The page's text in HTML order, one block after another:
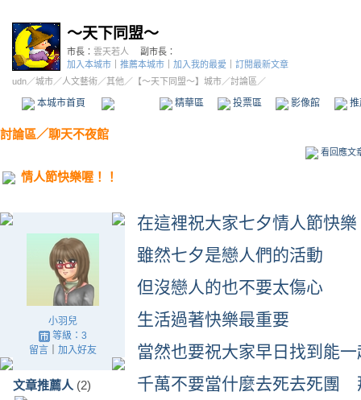
～天下同盟～
市長： 雲天若人
副市長：
加入本城市
推薦本城市 加入我的最愛
訂閱最新文章
udn／城市／人文藝術／其他 ／ 【～天下同盟～】城市／討論區／
本城市首頁 精華區 投票區 影像館
討論區／聊天不夜館
看回應文
情人節快樂喔！！
小羽兒
等級：3
留言｜ 加入好友
文章推薦人 (2)
在這裡祝大家七夕情人節快樂
雖然七夕是戀人們的活動
但沒戀人的也不要太傷心
生活過著快樂最重要
當然也要祝大家早日找到能
千萬不要當什麼去死去死團